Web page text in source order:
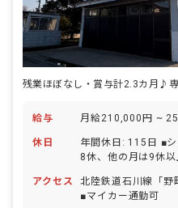
給与 月給210,000円 ~
休日
年間休日: 115日 ■シフト制（2月のみ月
8休、他の月は9休以
末年始休暇 ■夏季休
ーク ■慶弔休暇 ■産
アクセス
北陸鉄道石川線「野
■マイカー通勤可